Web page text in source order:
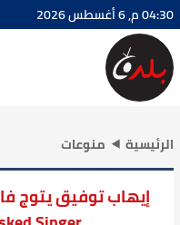
04:30 م, 6 أغسطس 2026
الرئيسية منوعات
إيهاب توفيق يتوج